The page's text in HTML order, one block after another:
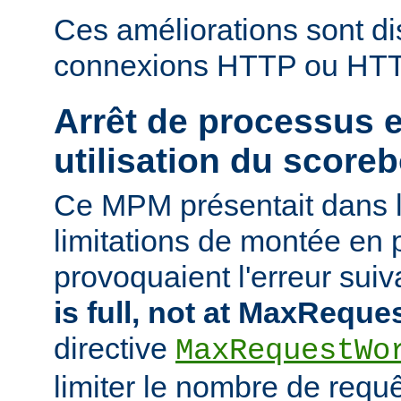
Ces améliorations sont
connexions HTTP ou
Arrêt de processus
utilisation du
Ce MPM présentait dans
limitations de montée en
provoquaient l'erreur
is full, not at
directive
limiter le nombre de